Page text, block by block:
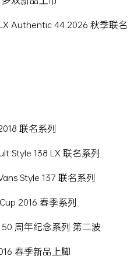
Authentic 44 2026 秋季联名
联名系列
Style 138 LX 联名系列
Style 137 联名系列
2016 春季系列
50 周年纪念系列 第二波
春季新品上脚